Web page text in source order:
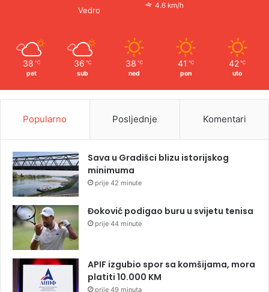
Vedro
4.6 km/h
38 ℃
pet
36 ℃
sub
38 ℃
ned
41 ℃
pon
42 ℃
uto
Popularno Posljednje Komentari
Sava u Gradišci blizu istorijskog
minimuma
prije 42 minute
Đoković podigao buru u svijetu tenisa
prije 44 minute
APIF izgubio spor sa komšijama, mora
platiti 10.000 KM
prije 49 minuta